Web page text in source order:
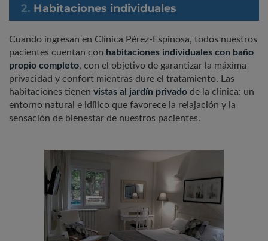
2. Habitaciones individuales
Cuando ingresan en Clínica Pérez-Espinosa, todos nuestros
pacientes cuentan con habitaciones individuales con baño
propio completo, con el objetivo de garantizar la máxima
privacidad y confort mientras dure el tratamiento. Las
habitaciones tienen vistas al jardín privado de la clínica: un
entorno natural e idílico que favorece la relajación y la
sensación de bienestar de nuestros pacientes.